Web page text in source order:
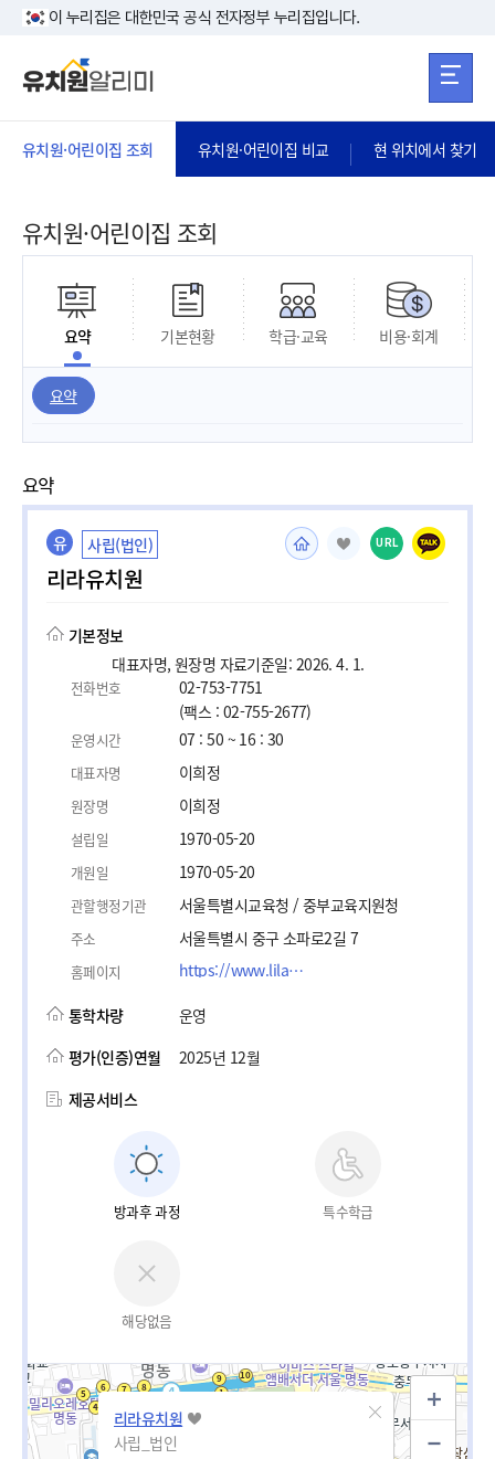
본문 바로가기
이 누리집은 대한민국 공식 전자정부 누리집입니다.
유치원·어린이집 조회 유치원·어린이집 비교 현 위치에서 찾기
유치원·어린이집 조회
요약 기본현황 학급·교육 비용·회계
요약
요약
유 사립(법인)
리라유치원
URL
기본정보
대표자명, 원장명 자료기준일: 2026. 4. 1.
전화번호
02-753-7751
(팩스 : 02-755-2677)
운영시간 07 : 50 ~ 16 : 30
대표자명 이희정
원장명 이희정
설립일 1970-05-20
개원일 1970-05-20
관할행정기관 서울특별시교육청 / 중부교육지원청
주소 서울특별시 중구 소파로2길 7
홈페이지 https://www.lilakindergarten.kr
통학차량
운영
평가(인증)연월
2025년 12월
제공서비스
방과후 과정 특수학급
해당없음
리라유치원
사립_법인